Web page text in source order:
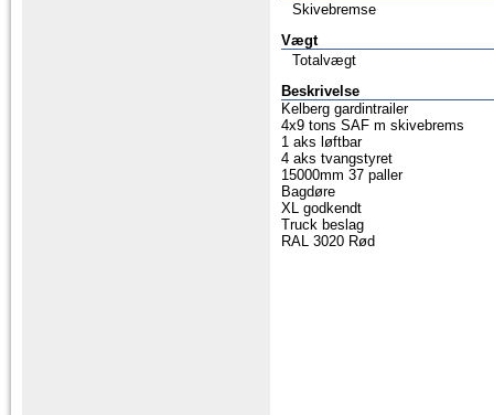
Skivebremse
Vægt
Totalvægt
Beskrivelse
Kelberg gardintrailer
4x9 tons SAF m skivebrems
1 aks løftbar
4 aks tvangstyret
15000mm 37 paller
Bagdøre
XL godkendt
Truck beslag
RAL 3020 Rød